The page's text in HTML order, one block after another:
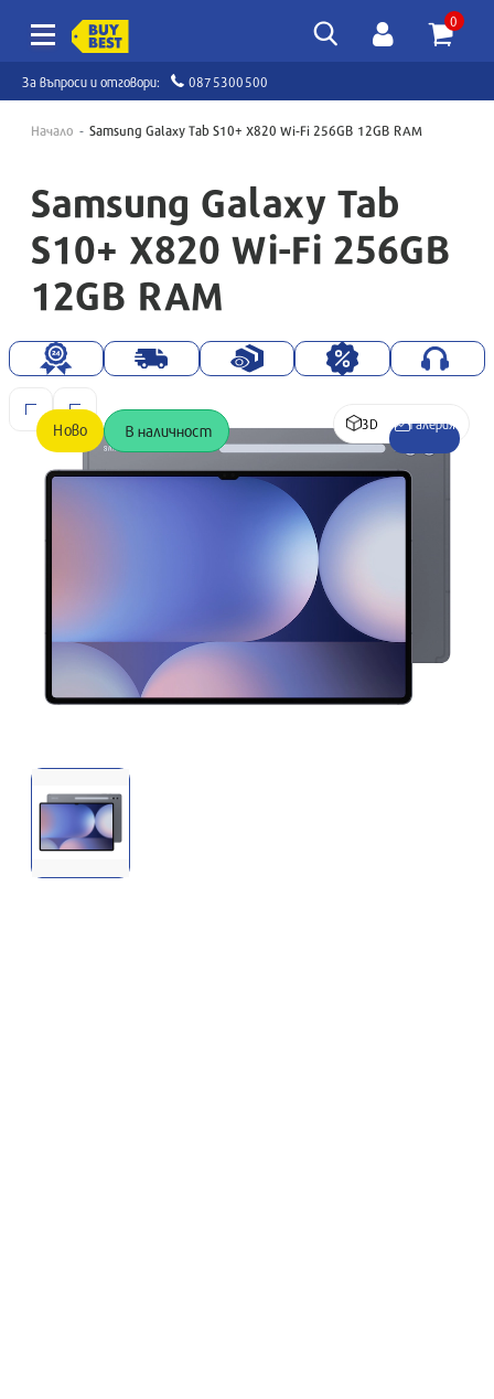
0
За въпроси и отговори: 0875300500
Начало Samsung Galaxy Tab S10+ X820 Wi-Fi 256GB 12GB RAM
Samsung Galaxy Tab
S10+ X820 Wi-Fi 256GB
12GB RAM
Ново В наличност 3D Галерия